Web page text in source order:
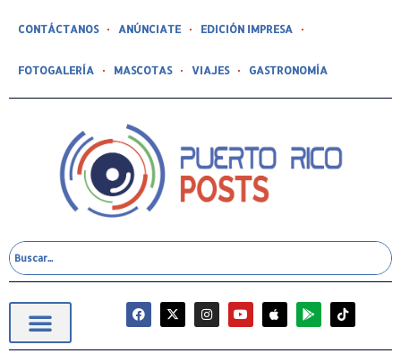
CONTÁCTANOS ANÚNCIATE EDICIÓN IMPRESA
FOTOGALERÍA MASCOTAS VIAJES GASTRONOMÍA